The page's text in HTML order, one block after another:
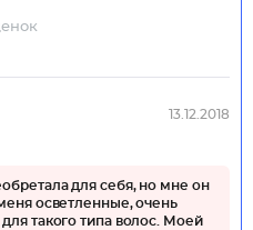
13.12.2018
для себя, но мне он
осветленные, очень
такого типа волос. Моей